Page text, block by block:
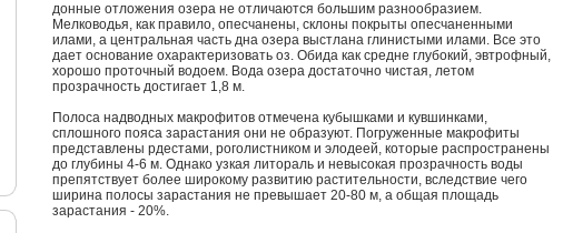
донные отложения озера не отличаются большим разнообразием.
Мелководья, как правило, опесчанены, склоны покрыты опесчаненными
илами, а центральная часть дна озера выстлана глинистыми илами. Все это
дает основание охарактеризовать оз. Обида как средне глубокий, эвтрофный,
хорошо проточный водоем. Вода озера достаточно чистая, летом
прозрачность достигает 1,8 м.
Полоса надводных макрофитов отмечена кубышками и кувшинками,
сплошного пояса зарастания они не образуют. Погруженные макрофиты
представлены рдестами, роголистником и элодеей, которые распространены
до глубины 4-6 м. Однако узкая литораль и невысокая прозрачность воды
препятствует более широкому развитию растительности, вследствие чего
ширина полосы зарастания не превышает 20-80 м, а общая площадь
зарастания - 20%.